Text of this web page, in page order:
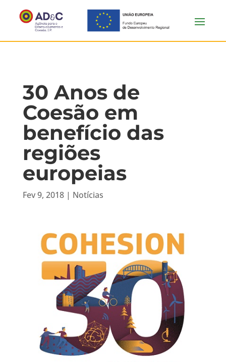
30 Anos de
Coesão em
benefício das
regiões
europeias
Fev 9, 2018| Notícias